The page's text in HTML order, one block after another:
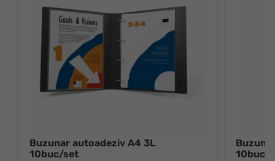
Buzunar autoadeziv A4 3L
10buc/set
10buc/